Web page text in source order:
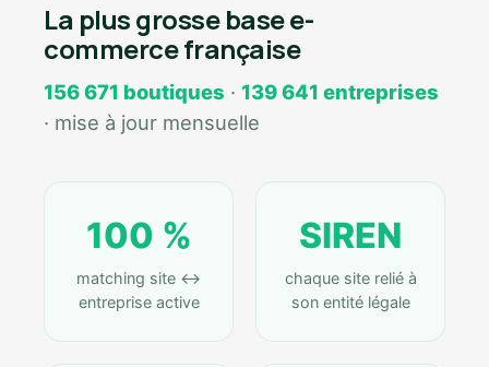
La plus grosse base e-
commerce française
156 671 boutiques · 139 641 entreprises
· mise à jour mensuelle
100 %
matching site ↔
entreprise active
SIREN
chaque site relié à
son entité légale